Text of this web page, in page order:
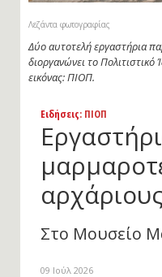
Λεζάντα φωτογραφίας
Δύο αυτοτελή εργαστήρια
διοργανώνει το
εικόνας: ΠΙΟΠ.
Ειδήσεις: ΠΙΟΠ
αρχάριους
Στο Μουσείο
09 Ιούλ 2026